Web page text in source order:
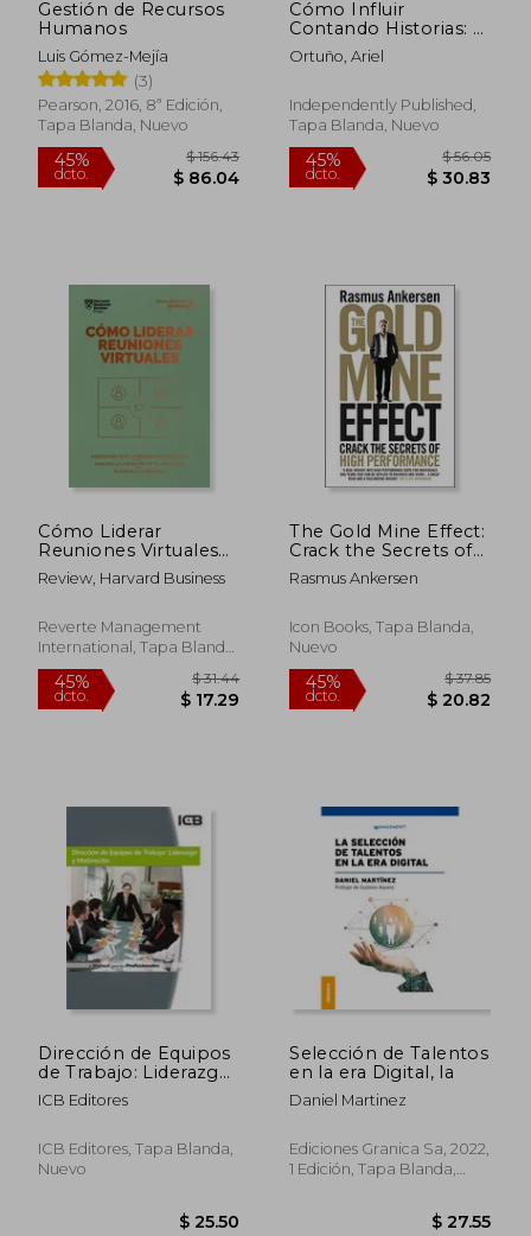
$ 13.77 dcto.
Gestión de Recursos
Humanos
Luis Gómez-Mejía
(3)
Pearson, 2016, 8ª Edición,
Tapa Blanda, Nuevo
Cómo Influir
Contando Historias: 8
Técnicas Brutales
para Entrar en la
Personas
Ortuño, Ariel
Independently Published,
Tapa Blanda, Nuevo
Cómo Liderar
Reuniones Virtuales
(Leading Virtual
Meetings Spanish
Review, Harvard Business
Reverte Management
International, Tapa Blanda,
Nuevo
The Gold Mine Effect:
Crack the Secrets of
High Performance
Rasmus Ankersen
Icon Books, Tapa Blanda,
Nuevo
Dirección de Equipos
de Trabajo: Liderazgo
y Motivación
ICB Editores
ICB Editores, Tapa Blanda,
Nuevo
Selección de Talentos
en la era Digital, la
Daniel Martinez
Ediciones Granica Sa, 2022,
1 Edición, Tapa Blanda,